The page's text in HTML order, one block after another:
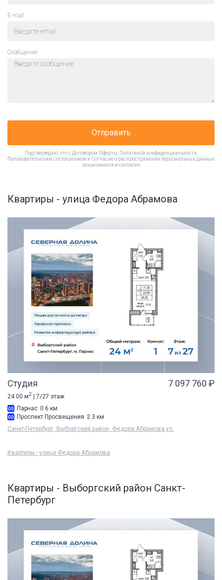
E-mail
Cообщение
Отправить
Подтверждаю, что с Договором Оферты Политикой конфиденциальности
Пользовательским соглашением и Согласие о распространении персональных данных
ознакомился и согласен
Квартиры - улица Федора Абрамова
Студия 7 097 760 ₽
24.00 м2
| 7/27 этаж
Парнас 0.6 км
Проспект Просвещения 2.3 км
Санкт-Петербург, Выборгский район, Федора Абрамова ул.
Квартиры - улица Федора Абрамова
Квартиры - Выборгский район Санкт-
Петербург